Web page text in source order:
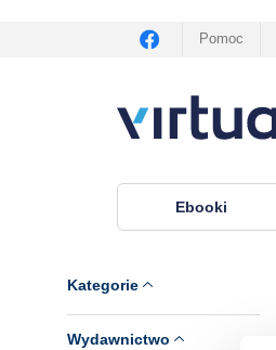
Pomoc
Ebooki
Kategorie
Wydawnictwo